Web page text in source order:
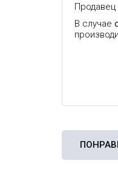
Продавец
В случае